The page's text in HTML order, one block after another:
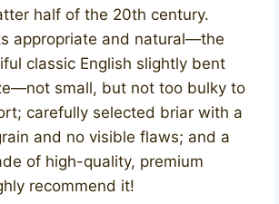
half of the 20th century.
appropriate and natural—the
classic English slightly bent
small, but not too bulky to
carefully selected briar with a
and no visible flaws; and a
of high-quality, premium
recommend it!